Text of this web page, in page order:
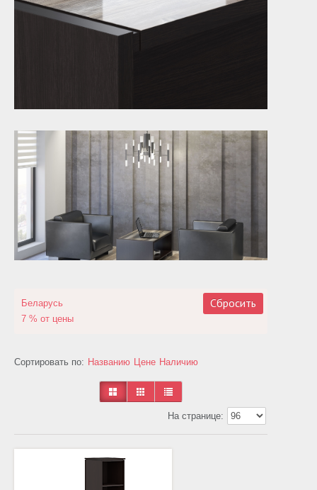
Беларусь
7 % от цены
Сбросить
Сортировать по: Названию Цене Наличию
На странице: